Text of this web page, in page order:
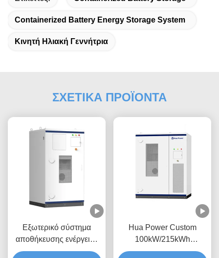
Containerized Battery Energy Storage System
Κινητή Ηλιακή Γεννήτρια
ΣΧΕΤΙΚΑ ΠΡΟΪΟΝΤΑ
Εξωτερικό σύστημα
αποθήκευσης ενέργειας
100kW/200kWh Υβριδικό
Hua Power Custom
100kW/215kWh
Εξωτερικό All-in-one